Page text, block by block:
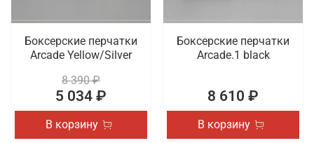
Боксерские перчатки
Arcade Yellow/Silver
8 390 ₽
5 034 ₽
В корзину
Боксерские перчатки
Arcade.1 black
8 610 ₽
В корзину